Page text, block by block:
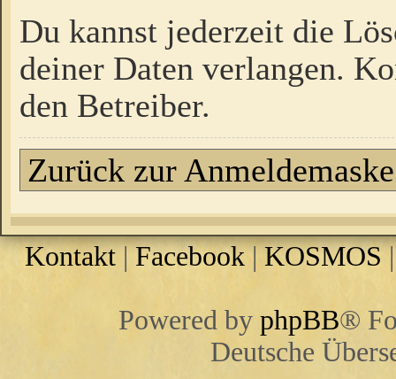
Du kannst jederzeit die
deiner Daten verlangen.
den Betreiber.
Zurück zur Anmeldemaske
Kontakt | Facebook| KOSMOS
Powered by phpBB®
Deutsche